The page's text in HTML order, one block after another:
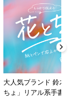
大人気ブランド 鈴木
ちょ」リアル系手書